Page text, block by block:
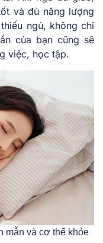
và đủ năng lượng
ngủ, không chỉ
của bạn cũng sẽ
việc, học tập.
mẫn và cơ thể khỏe